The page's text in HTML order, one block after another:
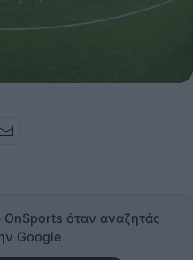
OnSports όταν αναζητάς
Google